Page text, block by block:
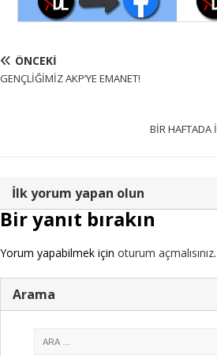
ÖNCEKI
GENÇLİĞİMİZ AKP’YE EMANET!
BİR HAFTADA
İlk yorum yapan olun
Bir yanıt bırakın
Yorum yapabilmek için oturum açmalısınız.
Arama